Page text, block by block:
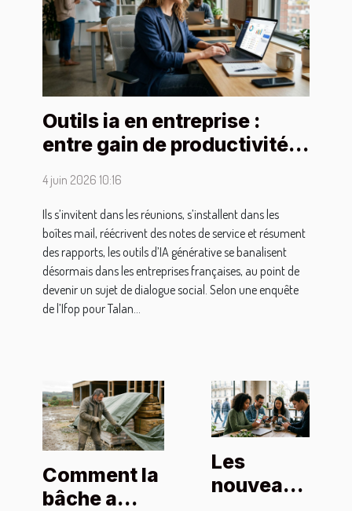
Outils ia en entreprise :
entre gain de productivité
4 juin 2026 10:16
Ils s’invitent dans les réunions, s’installent dans les
boîtes mail, réécrivent des notes de service et résument
des rapports, les outils d’IA générative se banalisent
désormais dans les entreprises françaises, au point de
devenir un sujet de dialogue social. Selon une enquête
de l’Ifop pour Talan...
Comment la
bâche a
Les
nouveaux